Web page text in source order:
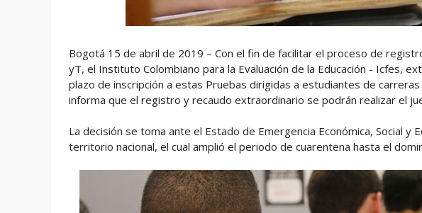
Bogotá 15 de abril de 2019 – Con el fin de facilitar el proceso de
yT, el Instituto Colombiano para la Evaluación de la Educación - Icfes,
plazo de inscripción a estas Pruebas dirigidas a estudiantes de
informa que el registro y recaudo extraordinario se podrán realizar el
La decisión se toma ante el Estado de Emergencia Económica, Social y
territorio nacional, el cual amplió el periodo de cuarentena hasta el